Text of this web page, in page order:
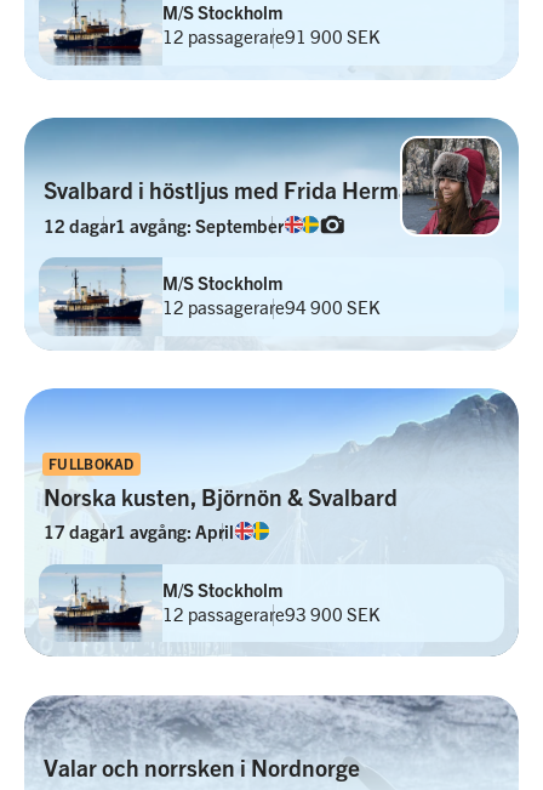
M/S Stockholm
12 passagerare91 900 SEK
Svalbard i höstljus med Frida Hermansson
12 dagar1 avgång: September
M/S Stockholm
12 passagerare94 900 SEK
FULLBOKAD
Norska kusten, Björnön & Svalbard
17 dagar1 avgång: April
M/S Stockholm
12 passagerare93 900 SEK
Valar och norrsken i Nordnorge